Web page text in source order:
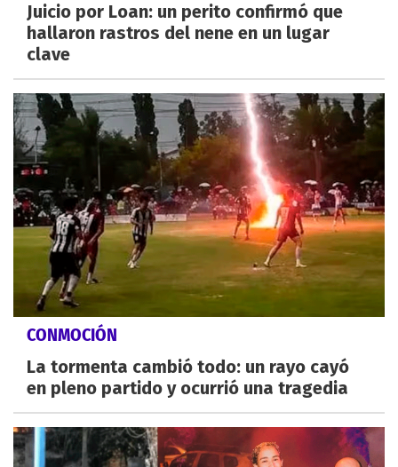
Juicio por Loan: un perito confirmó que
hallaron rastros del nene en un lugar
clave
CONMOCIÓN
La tormenta cambió todo: un rayo cayó
en pleno partido y ocurrió una tragedia